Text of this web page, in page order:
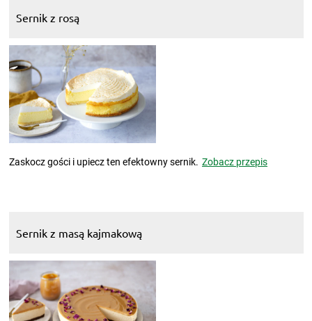
Sernik z rosą
Zaskocz gości i upiecz ten efektowny sernik. Zobacz przepis
Sernik z masą kajmakową